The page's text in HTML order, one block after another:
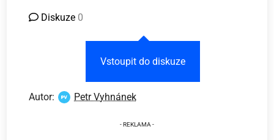
Diskuze 0
Vstoupit do diskuze
Autor: Petr Vyhnánek